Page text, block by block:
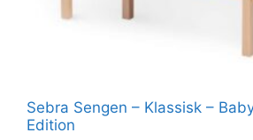
Sebra Sengen – Klassisk –
Edition